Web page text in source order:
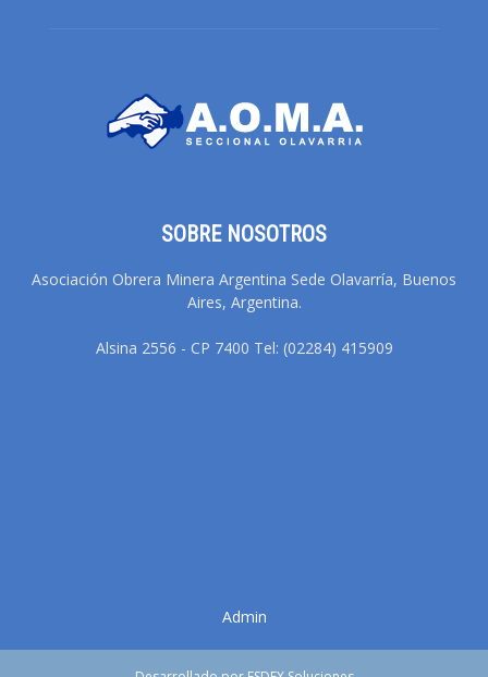
SOBRE NOSOTROS
Asociación Obrera Minera Argentina Sede Olavarría, Buenos
Aires, Argentina.
Alsina 2556 - CP 7400 Tel: (02284) 415909
Admin